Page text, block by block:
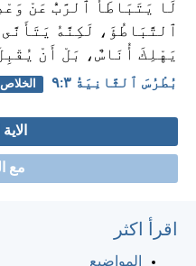
لَا يَتَبَاطَأُ ٱلرَّبُّ عَنْ
ٱلتَّبَاطُؤَ، لَكِنَّهُ
يَهْلِكَ أُنَاسٌ، بَلْ أَنْ
بُطْرُسَ ٱلثَّانِيَةُ ٣:‏٩ الخلاص
مع
اقرأ اكثر
المواضيع